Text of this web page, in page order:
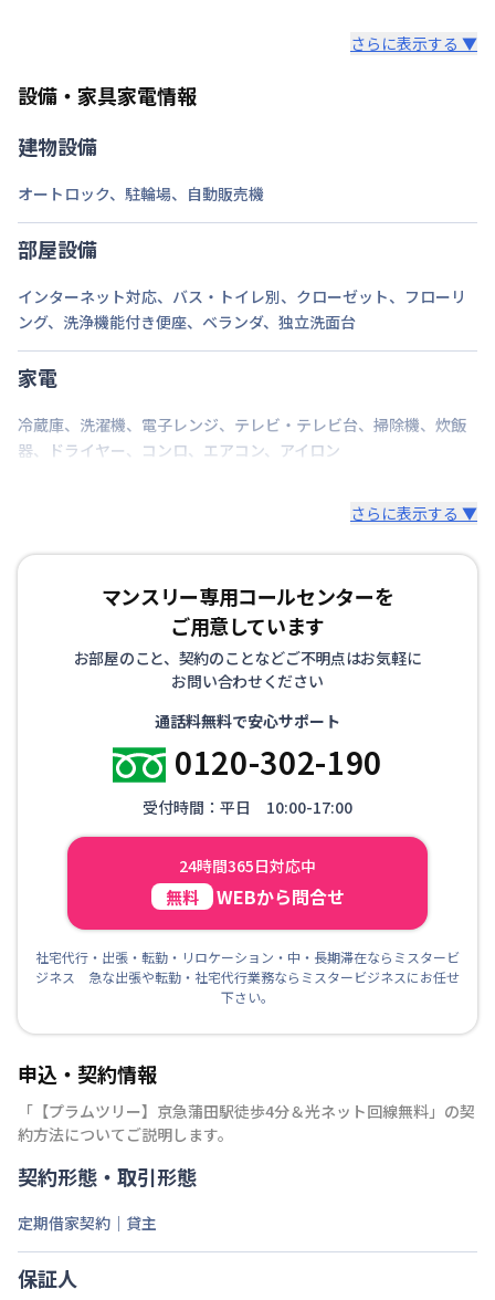
・24時間安心のコールセンターサポートをご用意し
・延長契約で１日刻みの延長OK！
・解除予告は１４日前！急な予定変更もご安心くださ
い。
・全部屋レイトチェックアウト付。翌日昼12時退去
でご支度にもゆとりが持てます。
すべて取り揃えています！
▼家電・家具
テレビ、ドライヤー、炊飯ジャー、洗濯機、掃除機、
ベッド、冷蔵庫、電子レンジ、照明、ケトル、コン
ロ、イス、テーブル、テレビ台、カーテンを標準装
備。
▼キッチン・掃除用品
コップ、スプーン、フォーク、お箸、しゃもじ、茶
碗・皿、洗濯用洗剤、洗濯カゴ、固形石鹸、石鹸スタ
ンド、スリッパ、トイレットペーパー、ゴミ箱、ゴミ
袋（45ℓ）、消臭剤、傘など
▼寝具・リネン
※お布団類は全て羽毛布団を設置。人数に合わせて敷
布団も追加可能です。
その他、調理器具セット、生活用品セット、お掃除セ
ットなどをオプションでご用意しています。
さらに表示する ▼
設備・家具家電情報
建物設備
オートロック、 駐輪場、 自動販売機
部屋設備
インターネット対応、 バス・トイレ別、 クローゼット、 フローリ
ング、 洗浄機能付き便座、 ベランダ、 独立洗面台
家電
冷蔵庫、 洗濯機、 電子レンジ、 テレビ・テレビ台、 掃除機、 炊飯
器、 ドライヤー、 コンロ、 エアコン、 アイロン
さらに表示する ▼
マンスリー専用コールセンターを
ご用意しています
お部屋のこと、契約のことなどご不明点はお気軽に
お問い合わせください
通話料無料で安心サポート
0120-302-190
受付時間：平日 10:00-17:00
24時間365日対応中
無料 WEBから問合せ
社宅代行・出張・転勤・リロケーション・中・長期滞在ならミスタービ
ジネス 急な出張や転勤・社宅代行業務ならミスタービジネスにお任せ
下さい。
申込・契約情報
「 【プラムツリー】京急蒲田駅徒歩4分＆光ネット回線無料 」の契
約方法についてご説明します。
契約形態・取引形態
定期借家契約｜貸主
保証人